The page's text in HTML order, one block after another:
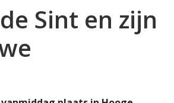
Sint en zijn